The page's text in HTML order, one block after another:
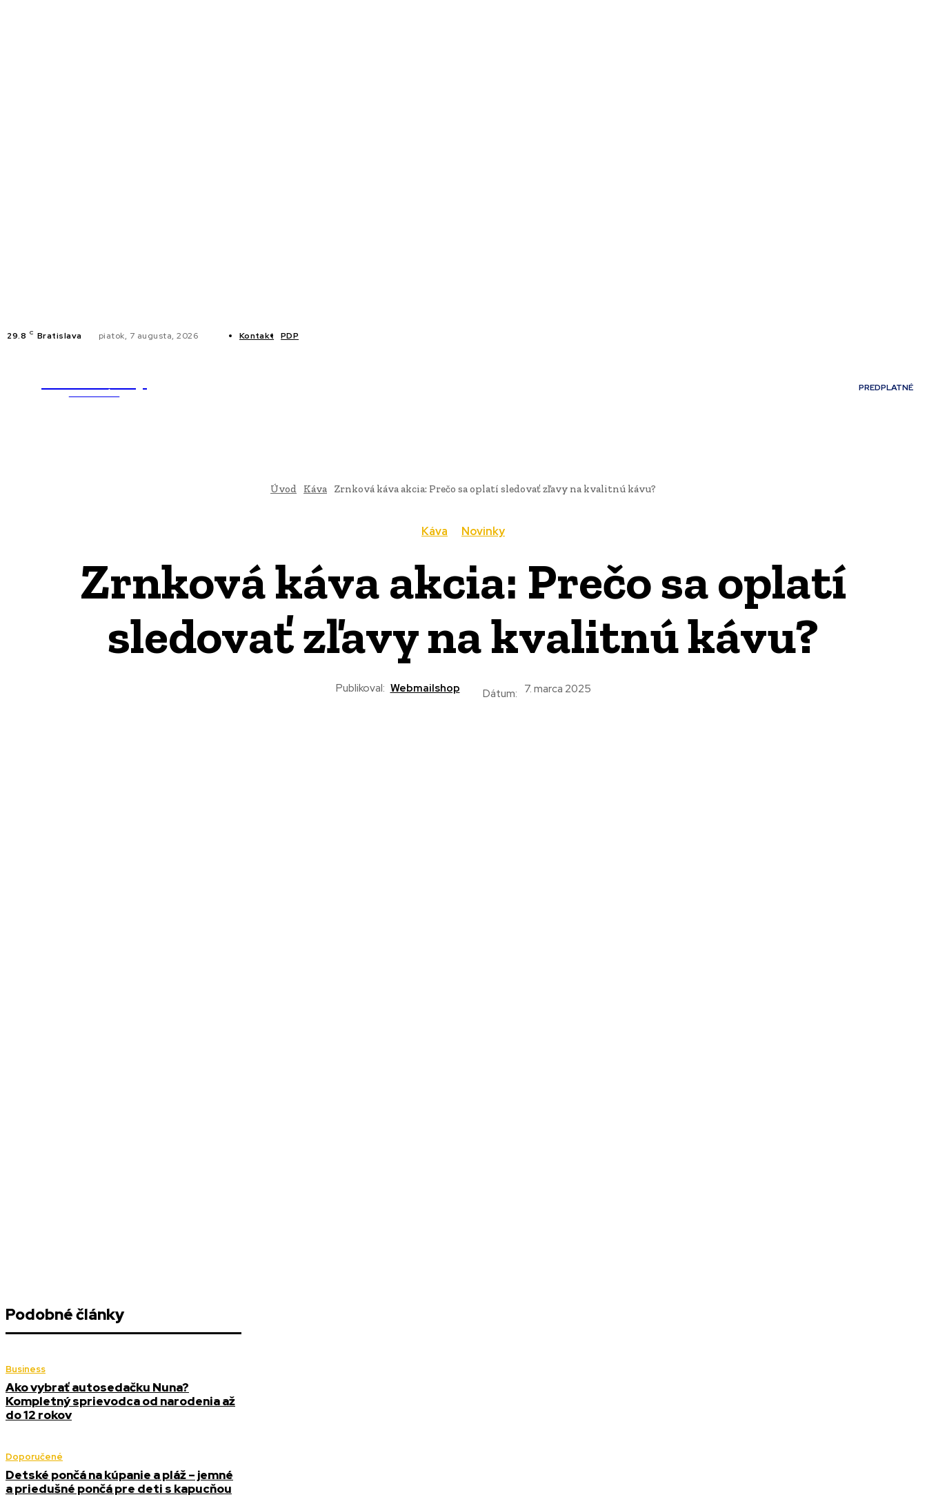
29.8 C Bratislava piatok, 7 augusta, 2026 Kontakt PDP
PREDPLATNÉ
Úvod Káva Zrnková káva akcia: Prečo sa oplatí sledovať zľavy na kvalitnú kávu?
Káva Novinky
Zrnková káva akcia: Prečo sa oplatí
sledovať zľavy na kvalitnú kávu?
Publikoval: Webmailshop Dátum: 7. marca 2025
Podobné články
Business
Ako vybrať autosedačku Nuna?
Kompletný sprievodca od narodenia až
do 12 rokov
Doporučené
Detské pončá na kúpanie a pláž – jemné
a priedušné pončá pre deti s kapucňou